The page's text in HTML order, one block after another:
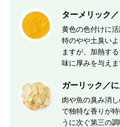
ターメリック
黄色の色付けに
特のやや土臭い
ますが、加熱す
味に厚みを与えま
ガーリック／
肉や魚の臭み消
で独特な香りが
うに次ぐ第三の